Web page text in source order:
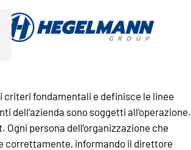
criteri fondamentali e definisce le linee
dell’azienda sono soggetti all’operazione.
persona dell’organizzazione che
correttamente, informando il direttore